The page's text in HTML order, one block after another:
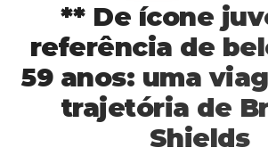
** De ícone
referência de
59 anos: uma
trajetória de
Shields